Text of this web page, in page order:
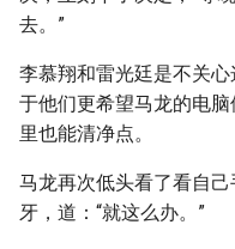
去。”
李慕翔和雷光廷是不关
于他们更希望马龙的电
里也能清净点。
马龙再次低头看了看自
牙，道：“就这么办。”